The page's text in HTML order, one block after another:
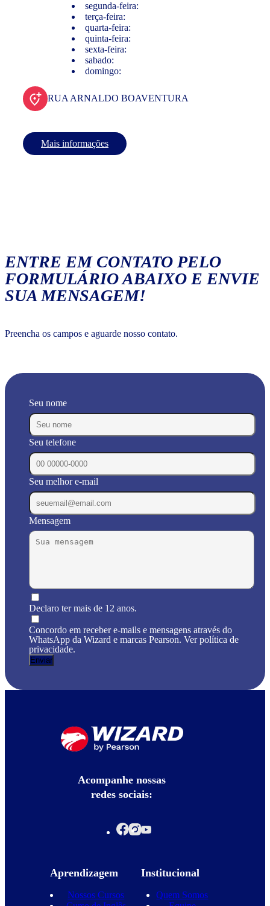
segunda-feira:
terça-feira:
quarta-feira:
quinta-feira:
sexta-feira:
sabado:
domingo:
RUA ARNALDO BOAVENTURA
Mais informações
ENTRE EM CONTATO PELO
FORMULÁRIO ABAIXO E ENVIE
SUA MENSAGEM!
Preencha os campos e aguarde nosso contato.
Seu nome
Seu telefone
Seu melhor e-mail
Mensagem
Declaro ter mais de 12 anos.
Concordo em receber e-mails e mensagens através do
WhatsApp da Wizard e marcas Pearson. Ver política de
privacidade.
Acompanhe nossas
redes sociais:
Aprendizagem
Nossos Cursos
Institucional
Quem Somos